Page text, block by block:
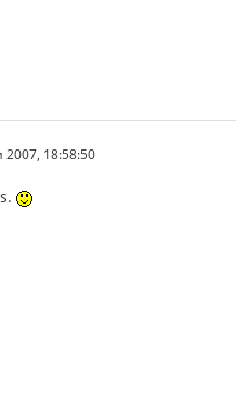
2007, 18:58:50